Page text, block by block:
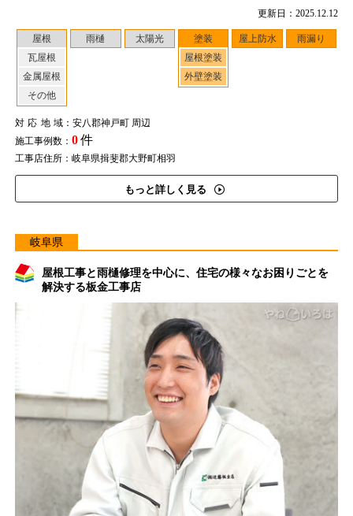
更新日：2025.12.12
屋根
瓦屋根
金属屋根
その他
雨樋 太陽光
塗装
屋根塗装
外壁塗装
屋上防水 雨漏り
対応地域：安八郡神戸町 周辺
施工事例数： 0件
工事店住所：岐阜県揖斐郡大野町相羽
もっと詳しく見る
岐阜県
屋根工事と雨樋修理を中心に、住宅の様々なお困りごとを
解決する板金工事店